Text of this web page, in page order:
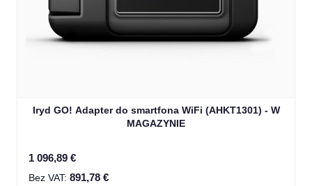
Iryd GO! Adapter do smartfona WiFi (AHKT1301) - W
MAGAZYNIE
1 096,89 €
891,78 €